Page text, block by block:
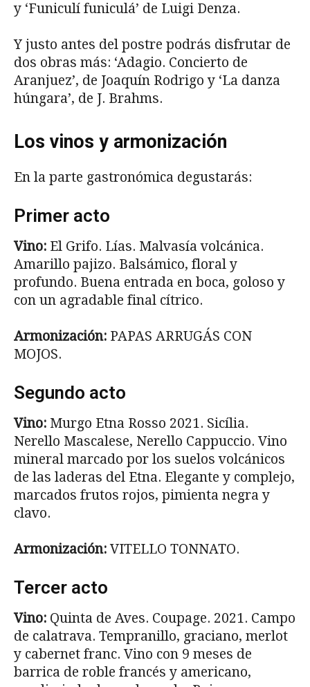
y ‘Funiculí funiculá’ de Luigi Denza.
Y justo antes del postre podrás disfrutar de
dos obras más: ‘Adagio. Concierto de
Aranjuez’, de Joaquín Rodrigo y ‘La danza
húngara’, de J. Brahms.
Los vinos y armonización
En la parte gastronómica degustarás:
Primer acto
Vino: El Grifo. Lías. Malvasía volcánica.
Amarillo pajizo. Balsámico, floral y
profundo. Buena entrada en boca, goloso y
con un agradable final cítrico.
Armonización: PAPAS ARRUGÁS CON
MOJOS.
Segundo acto
Vino: Murgo Etna Rosso 2021. Sicília.
Nerello Mascalese, Nerello Cappuccio. Vino
mineral marcado por los suelos volcánicos
de las laderas del Etna. Elegante y complejo,
marcados frutos rojos, pimienta negra y
clavo.
Armonización:VITELLO TONNATO.
Tercer acto
Vino: Quinta de Aves. Coupage. 2021. Campo
de calatrava. Tempranillo, graciano, merlot
y cabernet franc. Vino con 9 meses de
barrica de roble francés y americano,